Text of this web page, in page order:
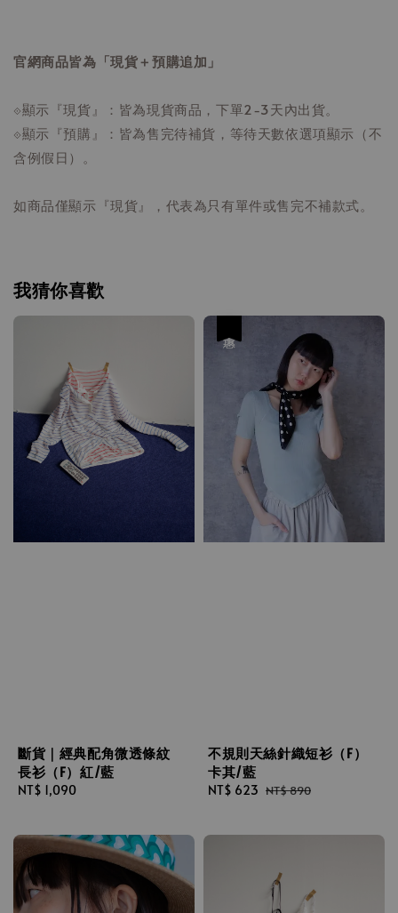
官網商品皆為「現貨＋預購追加」
⟐顯示『現貨』：皆為現貨商品，下單2-3天內出貨。
⟐顯示『預購』：皆為售完待補貨，等待天數依選項顯示（不
含例假日）。
如商品僅顯示『現貨』，代表為只有單件或售完不補款式。
我猜你喜歡
斷貨｜經典配角微透條紋
長衫（F）紅/藍
Regular
NT$ 1,090
不規則天絲針織短衫（F）
卡其/藍
Sale
NT$ 623 Regular
NT$ 890